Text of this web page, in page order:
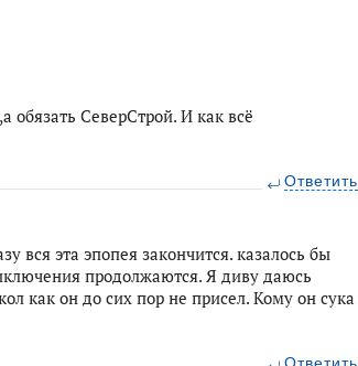
обязать СеверСтрой. И как всё
Ответить
вся эта эпопея закончится. казалось бы
продолжаются. Я диву даюсь
как он до сих пор не присел. Кому он сука